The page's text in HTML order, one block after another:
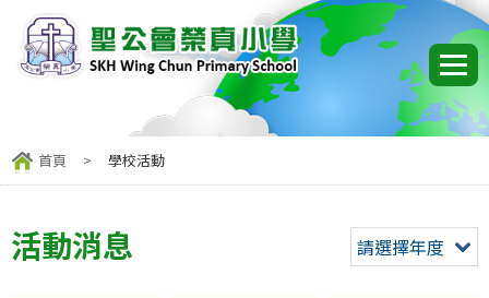
首頁 > 學校活動
活動消息 請選擇年度